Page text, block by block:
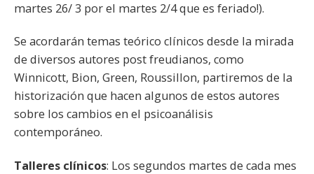
martes 26/ 3 por el martes 2/4 que es feriado!).
Se acordarán temas teórico clínicos desde la mirada
de diversos autores post freudianos, como
Winnicott, Bion, Green, Roussillon, partiremos de la
historización que hacen algunos de estos autores
sobre los cambios en el psicoanálisis
contemporáneo.
Talleres clínicos: Los segundos martes de cada mes